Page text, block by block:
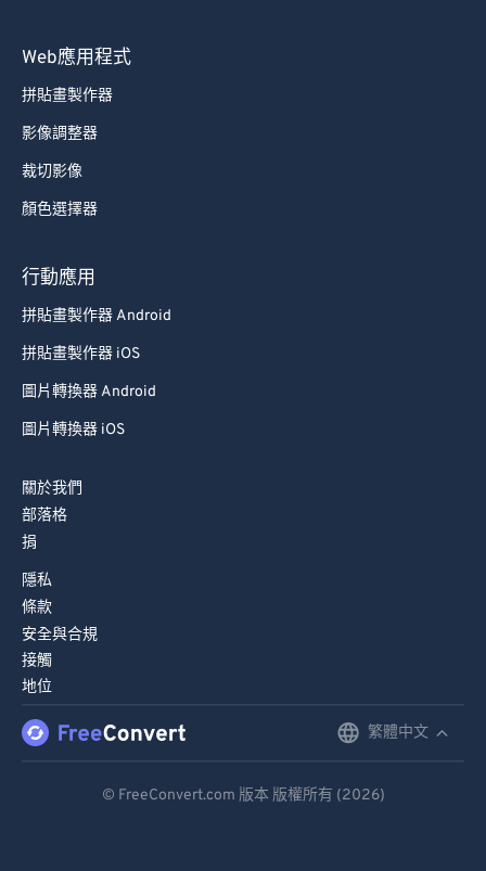
Web應用程式
拼貼畫製作器
影像調整器
裁切影像
顏色選擇器
行動應用
拼貼畫製作器 Android
拼貼畫製作器 iOS
圖片轉換器 Android
圖片轉換器 iOS
關於我們
部落格
捐
隱私
條款
安全與合規
接觸
地位
繁體中文
© FreeConvert.com 版本 版權所有 (2026)